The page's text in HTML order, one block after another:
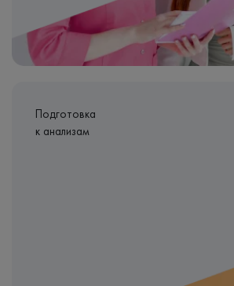
Подготовка
к анализам